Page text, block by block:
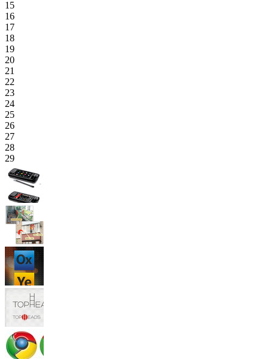
15
16
17
18
19
20
21
22
23
24
25
26
27
28
29